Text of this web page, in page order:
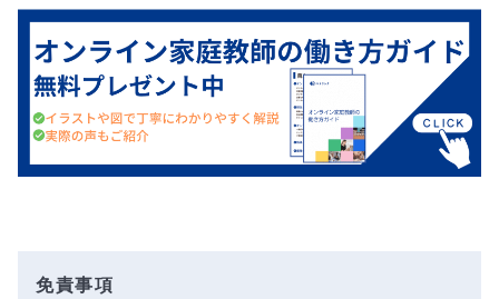
免責事項